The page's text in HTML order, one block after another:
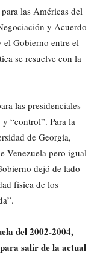
las Américas del
y Acuerdo
el Gobierno entre el
se resuelve con la
las presidenciales
“control”. Para la
de Georgia,
Venezuela pero igual
dejó de lado
física de los
del 2002-2004,
salir de la actual